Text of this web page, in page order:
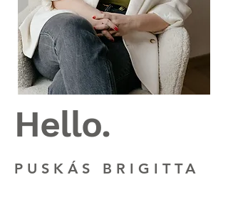
Hello.
PUSKÁS BRIGITTA